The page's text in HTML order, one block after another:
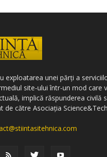
exploatarea unei părți a
site-ului într-un mod care
implică răspunderea civilă
de către Asociația